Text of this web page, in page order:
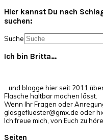
HIer kannst Du nach
suchen:
Suche
Ich bin Britta…
…und blogge hier seit 2011
Flasche haltbar machen lässt.
Wenn Ihr Fragen oder
glasgefluester@gmx.de oder
Ich freue mich, von Euch zu
Seiten